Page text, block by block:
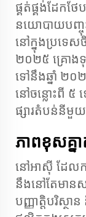
ផ្គត់ផ្គង់ដែក
នយោបាយបញ្ចុះ
នៅក្នុងប្រទេសចិ
២០២៥ គ្រោងទុ
ទៅនឹងឆ្នាំ ២០២
នៅចន្លោះពី ៥
ផ្សារតំបន់នីមួ
ភាពខុសគ្ន
នៅអាស៊ី ដែលក
នឹងនៅតែមានស
បញ្ញាត្តិបរិស្ថ